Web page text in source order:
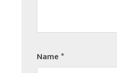
Name*